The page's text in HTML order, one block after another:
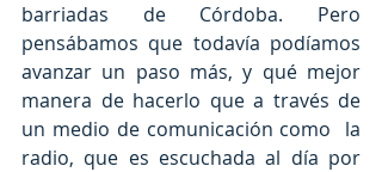
barriadas de Córdoba. Pero
pensábamos que todavía podíamos
avanzar un paso más, y qué mejor
manera de hacerlo que a través de
un medio de comunicación como  la
radio, que es escuchada al día por